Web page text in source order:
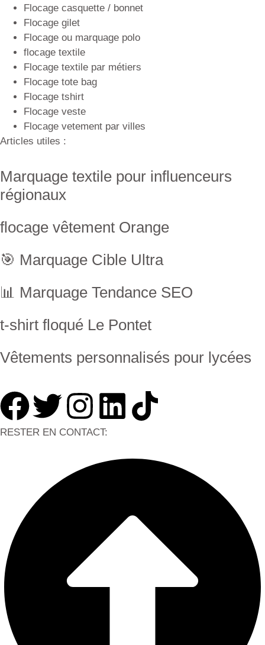
Flocage casquette / bonnet
Flocage gilet
Flocage ou marquage polo
flocage textile
Flocage textile par métiers
Flocage tote bag
Flocage tshirt
Flocage veste
Flocage vetement par villes
Articles utiles :
Marquage textile pour influenceurs
régionaux
flocage vêtement Orange
🎯 Marquage Cible Ultra
📊 Marquage Tendance SEO
t-shirt floqué Le Pontet
Vêtements personnalisés pour lycées
RESTER EN CONTACT: